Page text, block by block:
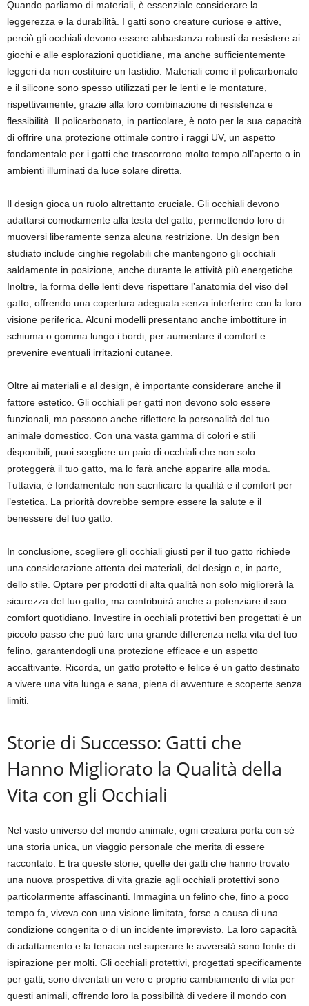
Quando parliamo di materiali, è essenziale considerare la
leggerezza e la durabilità. I gatti sono creature curiose e attive,
perciò gli occhiali devono essere abbastanza robusti da resistere ai
giochi e alle esplorazioni quotidiane, ma anche sufficientemente
leggeri da non costituire un fastidio. Materiali come il policarbonato
e il silicone sono spesso utilizzati per le lenti e le montature,
rispettivamente, grazie alla loro combinazione di resistenza e
flessibilità. Il policarbonato, in particolare, è noto per la sua capacità
di offrire una protezione ottimale contro i raggi UV, un aspetto
fondamentale per i gatti che trascorrono molto tempo all’aperto o in
ambienti illuminati da luce solare diretta.
Il design gioca un ruolo altrettanto cruciale. Gli occhiali devono
adattarsi comodamente alla testa del gatto, permettendo loro di
muoversi liberamente senza alcuna restrizione. Un design ben
studiato include cinghie regolabili che mantengono gli occhiali
saldamente in posizione, anche durante le attività più energetiche.
Inoltre, la forma delle lenti deve rispettare l’anatomia del viso del
gatto, offrendo una copertura adeguata senza interferire con la loro
visione periferica. Alcuni modelli presentano anche imbottiture in
schiuma o gomma lungo i bordi, per aumentare il comfort e
prevenire eventuali irritazioni cutanee.
Oltre ai materiali e al design, è importante considerare anche il
fattore estetico. Gli occhiali per gatti non devono solo essere
funzionali, ma possono anche riflettere la personalità del tuo
animale domestico. Con una vasta gamma di colori e stili
disponibili, puoi scegliere un paio di occhiali che non solo
proteggerà il tuo gatto, ma lo farà anche apparire alla moda.
Tuttavia, è fondamentale non sacrificare la qualità e il comfort per
l’estetica. La priorità dovrebbe sempre essere la salute e il
benessere del tuo gatto.
In conclusione, scegliere gli occhiali giusti per il tuo gatto richiede
una considerazione attenta dei materiali, del design e, in parte,
dello stile. Optare per prodotti di alta qualità non solo migliorerà la
sicurezza del tuo gatto, ma contribuirà anche a potenziare il suo
comfort quotidiano. Investire in occhiali protettivi ben progettati è un
piccolo passo che può fare una grande differenza nella vita del tuo
felino, garantendogli una protezione efficace e un aspetto
accattivante. Ricorda, un gatto protetto e felice è un gatto destinato
a vivere una vita lunga e sana, piena di avventure e scoperte senza
limiti.
Storie di Successo: Gatti che
Hanno Migliorato la Qualità della
Vita con gli Occhiali
Nel vasto universo del mondo animale, ogni creatura porta con sé
una storia unica, un viaggio personale che merita di essere
raccontato. E tra queste storie, quelle dei gatti che hanno trovato
una nuova prospettiva di vita grazie agli occhiali protettivi sono
particolarmente affascinanti. Immagina un felino che, fino a poco
tempo fa, viveva con una visione limitata, forse a causa di una
condizione congenita o di un incidente imprevisto. La loro capacità
di adattamento e la tenacia nel superare le avversità sono fonte di
ispirazione per molti. Gli occhiali protettivi, progettati specificamente
per gatti, sono diventati un vero e proprio cambiamento di vita per
questi animali, offrendo loro la possibilità di vedere il mondo con